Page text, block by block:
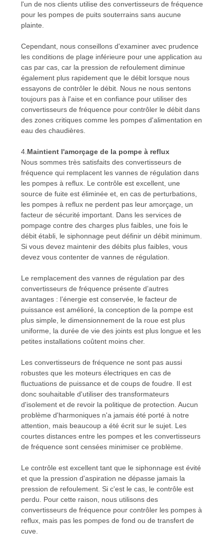
l'un de nos clients utilise des convertisseurs de fréquence
pour les pompes de puits souterrains sans aucune
plainte.
Cependant, nous conseillons d'examiner avec prudence
les conditions de plage inférieure pour une application au
cas par cas, car la pression de refoulement diminue
également plus rapidement que le débit lorsque nous
essayons de contrôler le débit. Nous ne nous sentons
toujours pas à l'aise et en confiance pour utiliser des
convertisseurs de fréquence pour contrôler le débit dans
des zones critiques comme les pompes d'alimentation en
eau des chaudières.
4. Maintient l'amorçage de la pompe à reflux
Nous sommes très satisfaits des convertisseurs de
fréquence qui remplacent les vannes de régulation dans
les pompes à reflux. Le contrôle est excellent, une
source de fuite est éliminée et, en cas de perturbations,
les pompes à reflux ne perdent pas leur amorçage, un
facteur de sécurité important. Dans les services de
pompage contre des charges plus faibles, une fois le
débit établi, le siphonnage peut définir un débit minimum.
Si vous devez maintenir des débits plus faibles, vous
devez vous contenter de vannes de régulation.
Le remplacement des vannes de régulation par des
convertisseurs de fréquence présente d’autres
avantages : l’énergie est conservée, le facteur de
puissance est amélioré, la conception de la pompe est
plus simple, le dimensionnement de la roue est plus
uniforme, la durée de vie des joints est plus longue et les
petites installations coûtent moins cher.
Les convertisseurs de fréquence ne sont pas aussi
robustes que les moteurs électriques en cas de
fluctuations de puissance et de coups de foudre. Il est
donc souhaitable d'utiliser des transformateurs
d'isolement et de revoir la politique de protection. Aucun
problème d'harmoniques n'a jamais été porté à notre
attention, mais beaucoup a été écrit sur le sujet. Les
courtes distances entre les pompes et les convertisseurs
de fréquence sont censées minimiser ce problème.
Le contrôle est excellent tant que le siphonnage est évité
et que la pression d'aspiration ne dépasse jamais la
pression de refoulement. Si c'est le cas, le contrôle est
perdu. Pour cette raison, nous utilisons des
convertisseurs de fréquence pour contrôler les pompes à
reflux, mais pas les pompes de fond ou de transfert de
cuve.